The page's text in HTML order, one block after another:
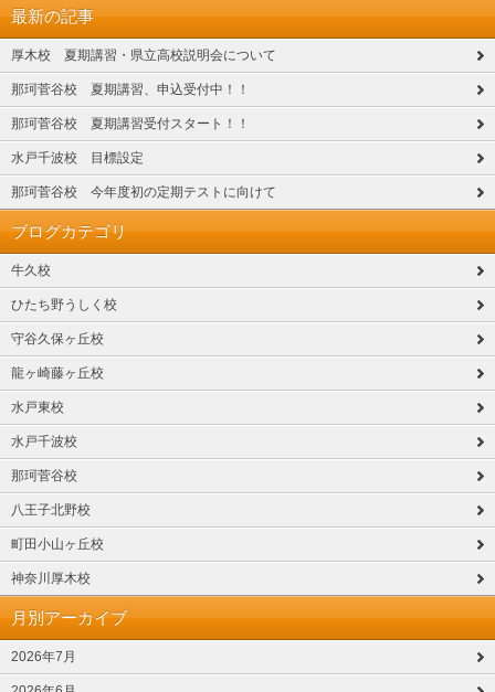
最新の記事
厚木校 夏期講習・県立高校説明会について
那珂菅谷校 夏期講習、申込受付中！！
那珂菅谷校 夏期講習受付スタート！！
水戸千波校 目標設定
那珂菅谷校 今年度初の定期テストに向けて
ブログカテゴリ
牛久校
ひたち野うしく校
守谷久保ヶ丘校
龍ヶ崎藤ヶ丘校
水戸東校
水戸千波校
那珂菅谷校
八王子北野校
町田小山ヶ丘校
神奈川厚木校
月別アーカイブ
2026年7月